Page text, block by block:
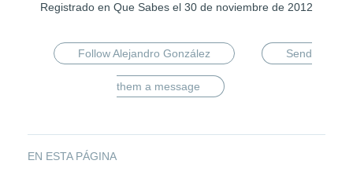
Registrado en Que Sabes el 30 de noviembre de 2012
Follow Alejandro González Send
them a message
EN ESTA PÁGINA